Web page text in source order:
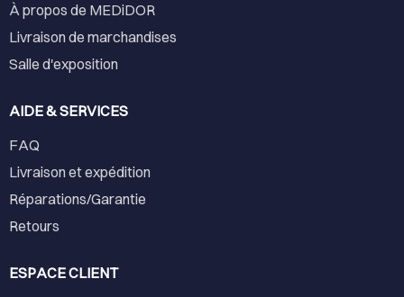
À propos de MEDiDOR
Livraison de marchandises
Salle d'exposition
AIDE & SERVICES
FAQ
Livraison et expédition
Réparations/Garantie
Retours
ESPACE CLIENT